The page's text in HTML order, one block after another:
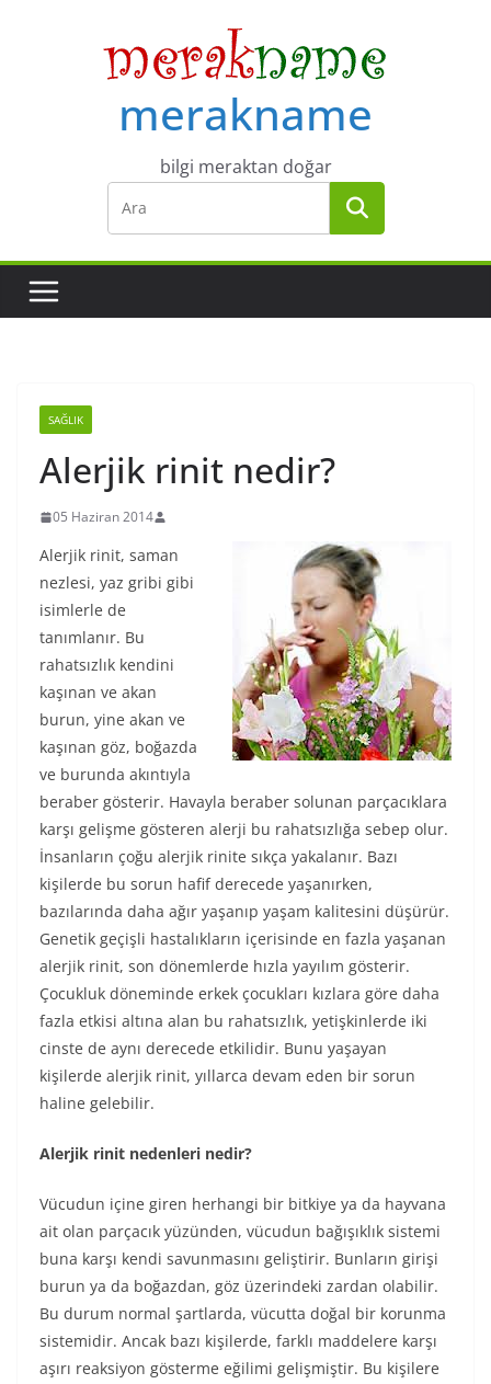
merakname
bilgi meraktan doğar
SAĞLIK
Alerjik rinit nedir?
05 Haziran 2014
Alerjik rinit, saman
nezlesi, yaz gribi gibi
isimlerle de
tanımlanır. Bu
rahatsızlık kendini
kaşınan ve akan
burun, yine akan ve
kaşınan göz, boğazda
ve burunda akıntıyla
beraber gösterir. Havayla beraber solunan parçacıklara
karşı gelişme gösteren alerji bu rahatsızlığa sebep olur.
İnsanların çoğu alerjik rinite sıkça yakalanır. Bazı
kişilerde bu sorun hafif derecede yaşanırken,
bazılarında daha ağır yaşanıp yaşam kalitesini düşürür.
Genetik geçişli hastalıkların içerisinde en fazla yaşanan
alerjik rinit, son dönemlerde hızla yayılım gösterir.
Çocukluk döneminde erkek çocukları kızlara göre daha
fazla etkisi altına alan bu rahatsızlık, yetişkinlerde iki
cinste de aynı derecede etkilidir. Bunu yaşayan
kişilerde alerjik rinit, yıllarca devam eden bir sorun
haline gelebilir.
Alerjik rinit nedenleri nedir?
Vücudun içine giren herhangi bir bitkiye ya da hayvana
ait olan parçacık yüzünden, vücudun bağışıklık sistemi
buna karşı kendi savunmasını geliştirir. Bunların girişi
burun ya da boğazdan, göz üzerindeki zardan olabilir.
Bu durum normal şartlarda, vücutta doğal bir korunma
sistemidir. Ancak bazı kişilerde, farklı maddelere karşı
aşırı reaksiyon gösterme eğilimi gelişmiştir. Bu kişilere